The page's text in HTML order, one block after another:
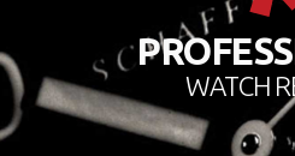
WATCH